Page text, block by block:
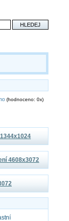
(hodnoceno: 0x)
4608x3072